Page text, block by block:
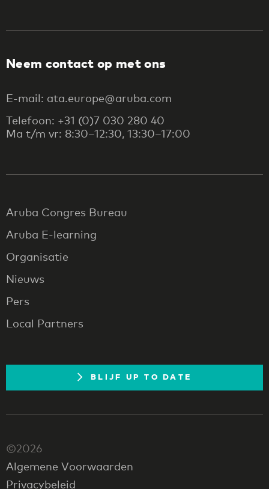
Neem contact op met ons
E-mail: ata.europe@aruba.com
Telefoon: +31 (0)7 030 280 40
Ma t/m vr: 8:30–12:30, 13:30–17:00
Aruba Congres Bureau
Aruba E-learning
Organisatie
Nieuws
Pers
Local Partners
BLIJF UP TO DATE
©2026
Algemene Voorwaarden
Privacybeleid